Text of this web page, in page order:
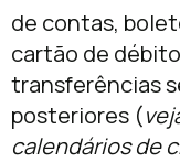
de contas,
cartão de
transferências
posteriores (
calendários de